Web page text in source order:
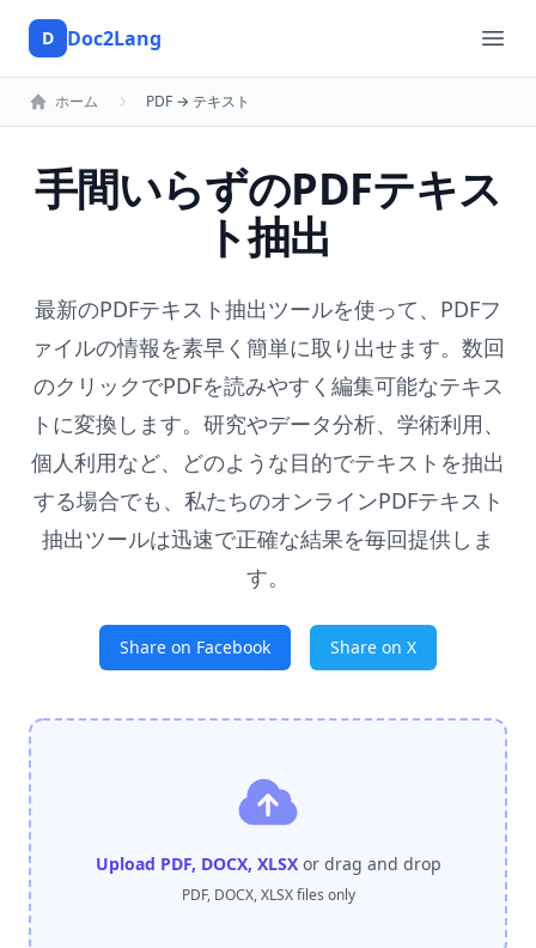
D Doc2Lang
Doc2Lang
ホーム PDF → テキスト
手間いらずのPDFテキス
ト抽出
最新のPDFテキスト抽出ツールを使って、PDFフ
ァイルの情報を素早く簡単に取り出せます。数回
のクリックでPDFを読みやすく編集可能なテキス
トに変換します。研究やデータ分析、学術利用、
個人利用など、どのような目的でテキストを抽出
する場合でも、私たちのオンラインPDFテキスト
抽出ツールは迅速で正確な結果を毎回提供しま
す。
Share on Facebook Share on X
Upload PDF, DOCX, XLSX or drag and drop
PDF, DOCX, XLSX files only